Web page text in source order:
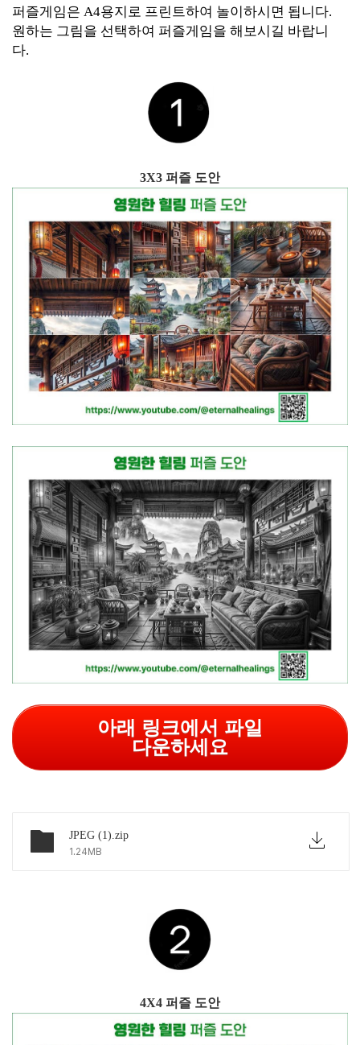
퍼즐게임은 A4용지로 프린트하여 놀이하시면 됩니다.
원하는 그림을 선택하여 퍼즐게임을 해보시길 바랍니
다.
3X3 퍼즐 도안
아래 링크에서 파일
다운하세요
JPEG (1).zip
1.24MB
4X4 퍼즐 도안